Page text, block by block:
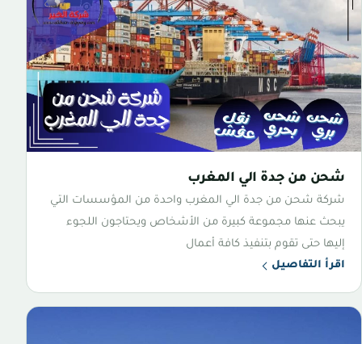
شحن من جدة الي المغرب
شركة شحن من جدة الي المغرب واحدة من المؤسسات التي
يبحث عنها مجموعة كبيرة من الأشخاص ويحتاجون اللجوء
إليها حتى تقوم بتنفيذ كافة أعمال
اقرأ التفاصيل